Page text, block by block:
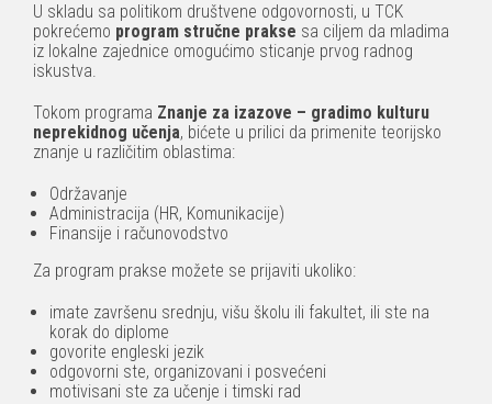
U skladu sa politikom društvene odgovornosti, u TCK
pokrećemo program stručne prakse sa ciljem da mladima
iz lokalne zajednice omogućimo sticanje prvog radnog
iskustva.
Tokom programa Znanje za izazove – gradimo kulturu
neprekidnog učenja, bićete u prilici da primenite teorijsko
znanje u različitim oblastima:
Održavanje
Administracija (HR, Komunikacije)
Finansije i računovodstvo
Za program prakse možete se prijaviti ukoliko:
imate završenu srednju, višu školu ili fakultet, ili ste na
korak do diplome
govorite engleski jezik
odgovorni ste, organizovani i posvećeni
motivisani ste za učenje i timski rad